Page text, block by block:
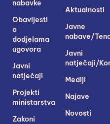
Aktualnosti
Javne
nabave/
Javni
natječaji/
Mediji
Najave
Novosti
nabavke
Obavijesti
o
dodjelama
ugovora
Javni
natječaji
Projekti
ministarstva
Zakoni